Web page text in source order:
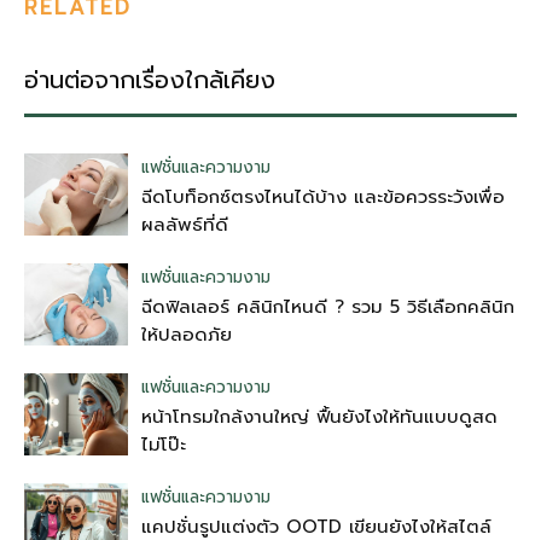
RELATED
อ่านต่อจากเรื่องใกล้เคียง
แฟชั่นและความงาม
ฉีดโบท็อกซ์ตรงไหนได้บ้าง และข้อควรระวังเพื่อ
ผลลัพธ์ที่ดี
แฟชั่นและความงาม
ฉีดฟิลเลอร์ คลินิกไหนดี ? รวม 5 วิธีเลือกคลินิก
ให้ปลอดภัย
แฟชั่นและความงาม
หน้าโทรมใกล้งานใหญ่ ฟื้นยังไงให้ทันแบบดูสด
ไม่โป๊ะ
แฟชั่นและความงาม
แคปชั่นรูปแต่งตัว OOTD เขียนยังไงให้สไตล์